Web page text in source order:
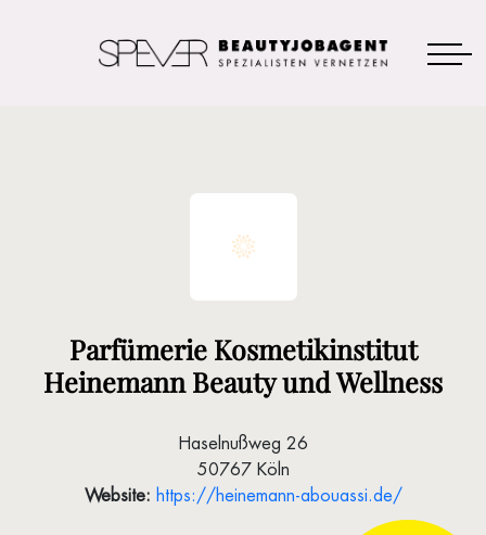
Parfümerie Kosmetikinstitut
Heinemann Beauty und Wellness
Haselnußweg 26
50767 Köln
Website: https://heinemann-abouassi.de/